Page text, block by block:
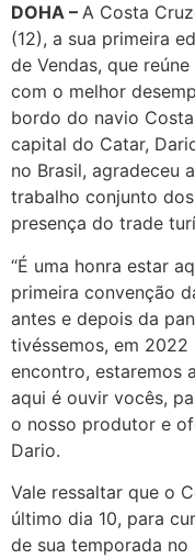
DOHA – A Costa
(12), a sua primeira
de Vendas, que
com o melhor
bordo do navio
capital do Catar,
no Brasil, agradeceu
trabalho conjunto
presença do trade
“É uma honra estar
primeira convenção
antes e depois da
tivéssemos, em
encontro, estaremos
aqui é ouvir vocês,
o nosso produtor e
Dario.
Vale ressaltar que o
último dia 10, para
de sua temporada